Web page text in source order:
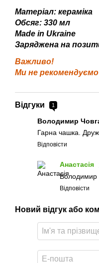
Матеріал: кераміка
Обсяг: 330 мл
Made in Ukraine
Заряджена на
Важливо!
Ми не
Відгуки 1
Володимир
Гарна чашка.
Відповісти
Анастасія
Володимир
Відповісти
Новий відгук або